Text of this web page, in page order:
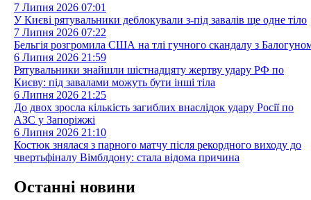
7 Липня 2026 07:01
У Києві рятувальники деблокували з-під завалів ще одне тіло
7 Липня 2026 07:22
Бельгія розгромила США на тлі гучного скандалу з
6 Липня 2026 21:59
Рятувальники знайшли шістнадцяту жертву удару РФ по
Києву: під завалами можуть бути інші тіла
6 Липня 2026 21:25
До двох зросла кількість загиблих внаслідок удару Росії по
АЗС у Запоріжжі
6 Липня 2026 21:10
Костюк знялася з парного матчу після рекордного виходу до
чвертьфіналу Вімблдону: стала відома причина
Останні новини